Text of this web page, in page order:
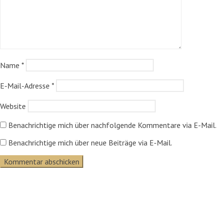
Name *
E-Mail-Adresse *
Website
Benachrichtige mich über nachfolgende Kommentare via E-Mail.
Benachrichtige mich über neue Beiträge via E-Mail.